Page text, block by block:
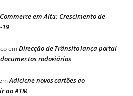
em Alta: Crescimento de
19
emDirecção de Trânsito lança portal
rodoviários
Adicione novos cartões ao
ao ATM